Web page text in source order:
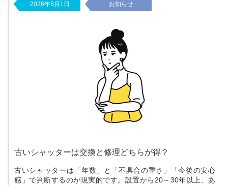
2026年8月1日 お知らせ
古いシャッターは交換と修理どちらが得？
古いシャッターは「年数」と「不具合の重さ」「今後の安心
感」で判断するのが現実的です。設置から20～30年以上、あ